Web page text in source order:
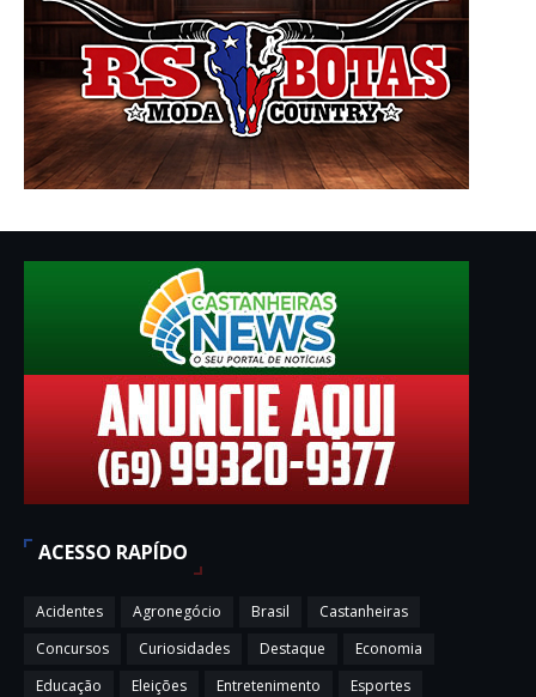
ACESSO RAPÍDO
Acidentes Agronegócio Brasil
Castanheiras
Concursos
Curiosidades Destaque
Economia
Educação
Eleições Entretenimento
Esportes